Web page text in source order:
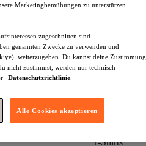
Kleider
T-Shirts
Marketingbemühungen zu unterstützen.
zugeschnitten sind.
genannten Zwecke zu verwenden und
weiterzugeben. Du kannst deine Zustimmung
nicht zustimmst, werden nur technisch
Datenschutzrichtlinie
Alle Cookies akzeptieren